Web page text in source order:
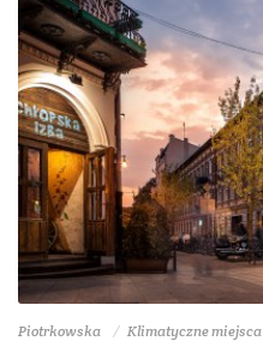
Piotrkowska Klimatyczne miejsca